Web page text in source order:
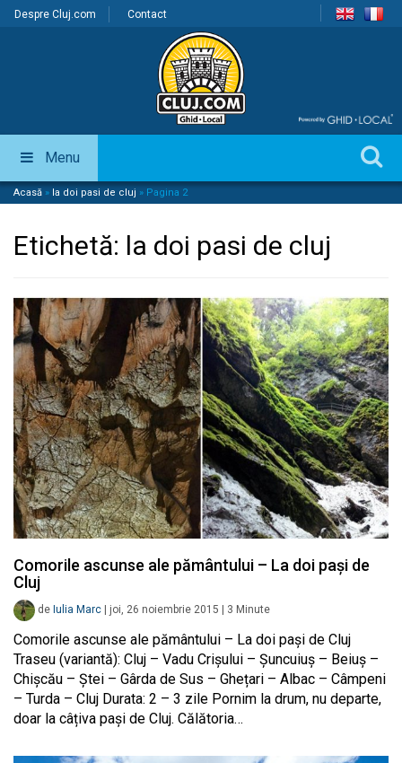
Despre Cluj.com Contact
Menu
Acasă » la doi pasi de cluj » Pagina 2
Etichetă: la doi pasi de cluj
Comorile ascunse ale pământului – La doi pași de
Cluj
de Iulia Marc joi, 26 noiembrie 2015 3 Minute
Comorile ascunse ale pământului – La doi pași de Cluj
Traseu (variantă): Cluj – Vadu Crișului – Șuncuiuș – Beiuș –
Chișcău – Ștei – Gârda de Sus – Ghețari – Albac – Câmpeni
– Turda – Cluj Durata: 2 – 3 zile Pornim la drum, nu departe,
doar la câțiva pași de Cluj. Călătoria…